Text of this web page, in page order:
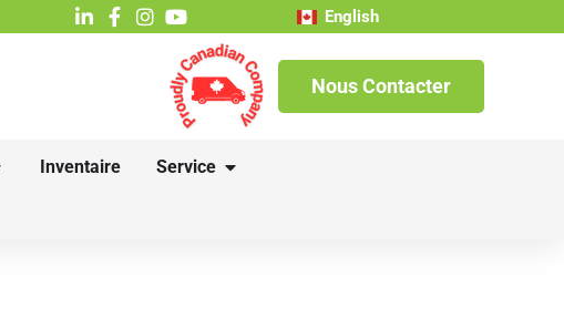
English
Nous Contacter
Inventaire Service